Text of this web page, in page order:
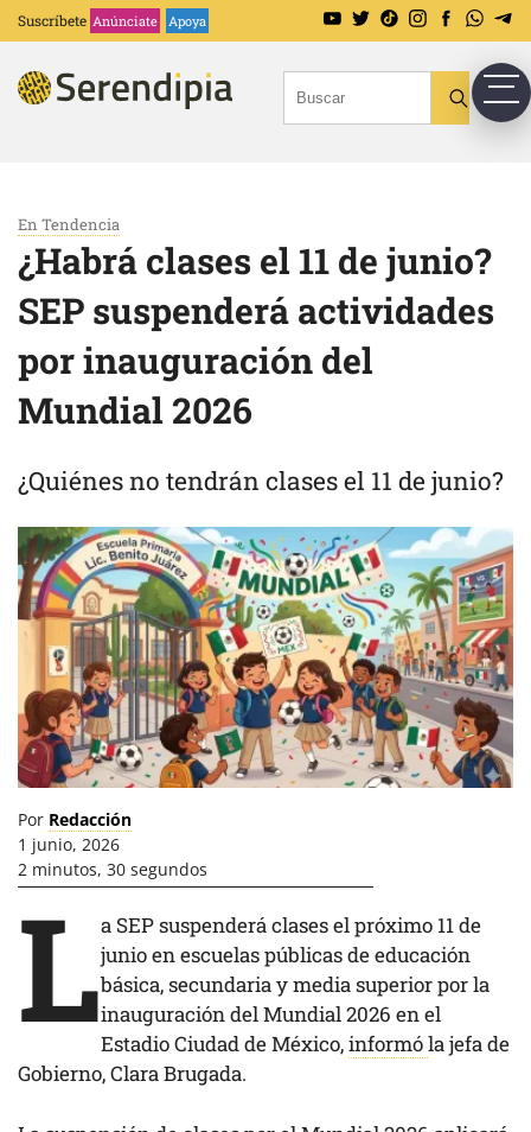
Suscríbete Anúnciate Apoya
En Tendencia
¿Habrá clases el 11 de junio?
SEP suspenderá actividades
por inauguración del
Mundial 2026
¿Quiénes no tendrán clases el 11 de junio?
Por Redacción
1 junio, 2026
2 minutos, 30 segundos
La SEP suspenderá clases el próximo 11 de
junio en escuelas públicas de educación
básica, secundaria y media superior por la
inauguración del Mundial 2026 en el
Estadio Ciudad de México,informóla jefa de
Gobierno, Clara Brugada.